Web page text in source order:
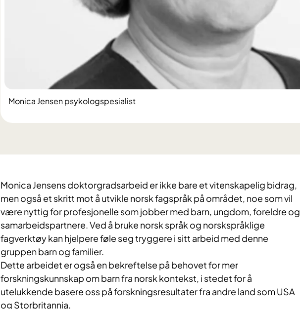
Monica Jensen psykologspesialist
Monica Jensens doktorgradsarbeid er ikke bare et vitenskapelig bidrag,
men også et skritt mot å utvikle norsk fagspråk på området, noe som vil
være nyttig for profesjonelle som jobber med barn, ungdom, foreldre og
samarbeidspartnere. Ved å bruke norsk språk og norskspråklige
fagverktøy kan hjelpere føle seg tryggere i sitt arbeid med denne
gruppen barn og familier.
Dette arbeidet er også en bekreftelse på behovet for mer
forskningskunnskap om barn fra norsk kontekst, i stedet for å
utelukkende basere oss på forskningsresultater fra andre land som USA
og Storbritannia.